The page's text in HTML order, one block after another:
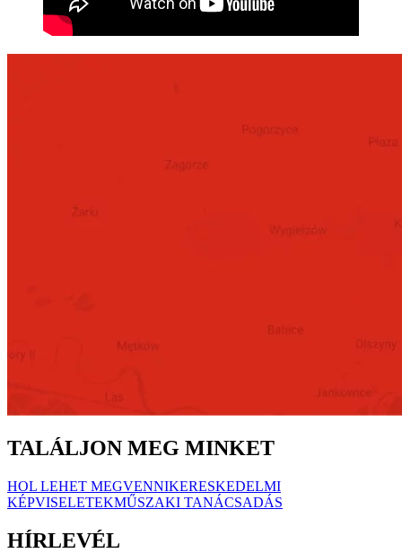
TALÁLJON MEG MINKET
HOL LEHET MEGVENNIKERESKEDELMI
KÉPVISELETEKMŰSZAKI TANÁCSADÁS
HÍRLEVÉL